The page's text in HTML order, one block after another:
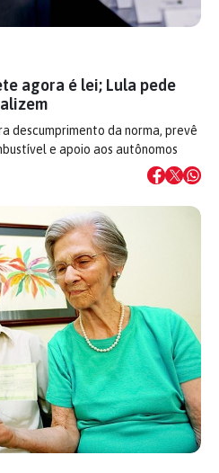
agora é lei; Lula pede
descumprimento da norma, prevê
e apoio aos autônomos